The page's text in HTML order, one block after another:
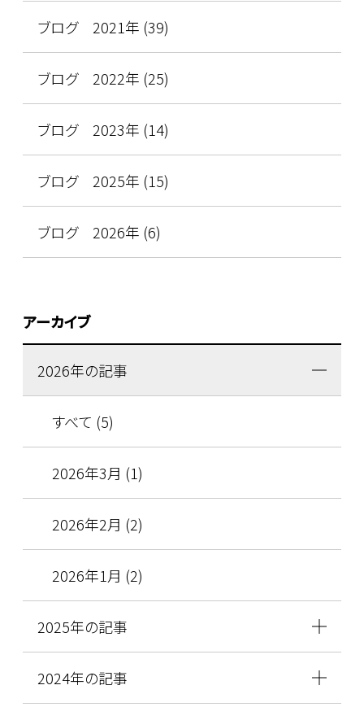
ブログ 2021年 (39)
ブログ 2022年 (25)
ブログ 2023年 (14)
ブログ 2025年 (15)
ブログ 2026年 (6)
アーカイブ
2026年の記事
すべて (5)
2026年3月 (1)
2026年2月 (2)
2026年1月 (2)
2025年の記事
2024年の記事